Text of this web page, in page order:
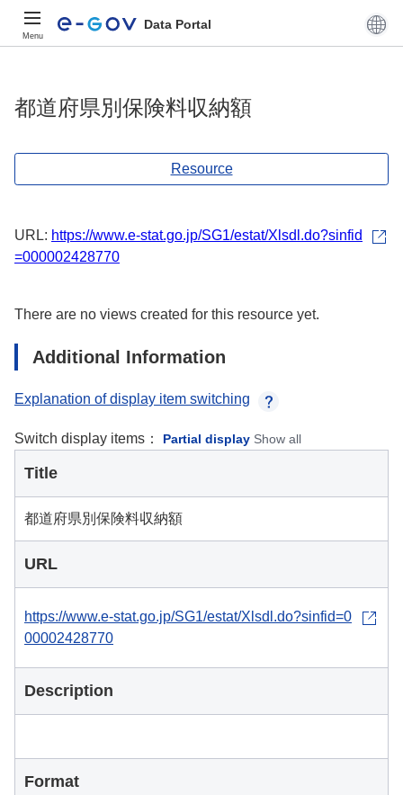
Menu
Data Portal
都道府県別保険料収納額
Resource
URL: https://www.e-stat.go.jp/SG1/estat/Xlsdl.do?sinfid
=000002428770
There are no views created for this resource yet.
Additional Information
Explanation of display item switching
Switch display items： Partial display Show all
Title
都道府県別保険料収納額
URL
https://www.e-stat.go.jp/SG1/estat/Xlsdl.do?sinfid=0
00002428770
Description
Format